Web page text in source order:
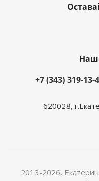
+7 (343) 319-13-
620028,
2013-2026,